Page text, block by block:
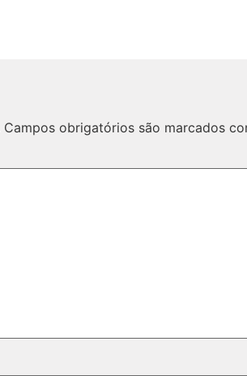
Campos obrigatórios são marcados